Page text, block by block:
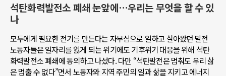
석탄화력발전소 폐쇄 눈앞에…우리는 무엇을 할 수 있
나
모두에게 필요한 전기를 만든다는 자부심으로 일하고 살아왔던 발전
노동자들은 일자리를 잃게 되는 위기에도 기후위기 대응을 위해 석탄
화력발전소 폐쇄에 동의하고 나섰다. 다만 “석탄발전은 멈춰도 우리 삶
은 멈출 수 없다”면서 노동자와 지역 주민의 일과 삶을 지키고 에너지